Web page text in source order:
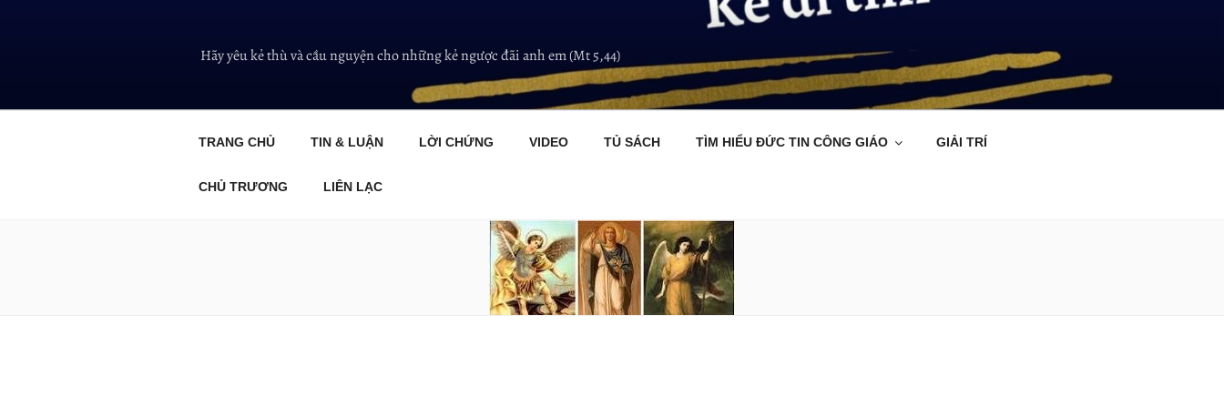
Hãy yêu kẻ thù và cầu nguyện cho những kẻ ngược đãi anh em (Mt 5,44)
TRANG CHỦ TIN & LUẬN LỜI CHỨNG VIDEO TỦ SÁCH TÌM HIỂU ĐỨC TIN CÔNG GIÁO GIẢI TRÍ
CHỦ TRƯƠNG LIÊN LẠC